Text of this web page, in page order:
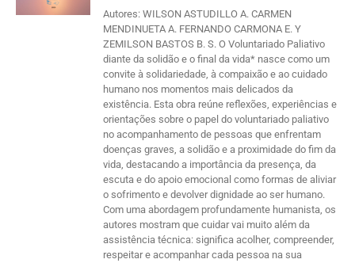
Autores: WILSON ASTUDILLO A. CARMEN
MENDINUETA A. FERNANDO CARMONA E. Y
ZEMILSON BASTOS B. S. O Voluntariado Paliativo
diante da solidão e o final da vida* nasce como um
convite à solidariedade, à compaixão e ao cuidado
humano nos momentos mais delicados da
existência. Esta obra reúne reflexões, experiências e
orientações sobre o papel do voluntariado paliativo
no acompanhamento de pessoas que enfrentam
doenças graves, a solidão e a proximidade do fim da
vida, destacando a importância da presença, da
escuta e do apoio emocional como formas de aliviar
o sofrimento e devolver dignidade ao ser humano.
Com uma abordagem profundamente humanista, os
autores mostram que cuidar vai muito além da
assistência técnica: significa acolher, compreender,
respeitar e acompanhar cada pessoa na sua